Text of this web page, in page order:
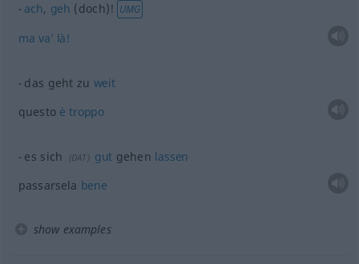
ach, geh (doch)! UMG
ma va’ là!
das geht zu weit
questo è troppo
es sich (DAT) gut gehen lassen
passarsela bene
show examples